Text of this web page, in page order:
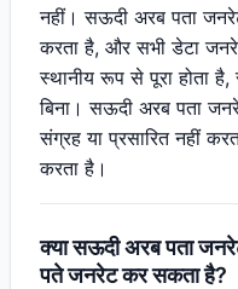
नहीं। सऊदी अरब पता
करता है, और सभी डेटा
स्थानीय रूप से पूरा होता है,
बिना। सऊदी अरब पता
संग्रह या प्रसारित नहीं
करता है।
क्या सऊदी अरब पता
पते जनरेट कर सकता है?